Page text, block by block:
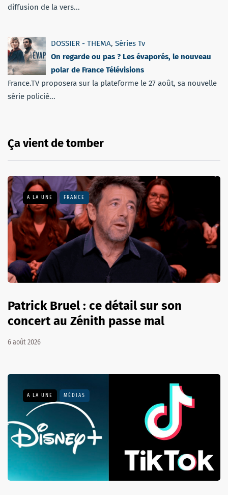
diffusion de la vers...
DOSSIER - THEMA, Séries Tv
On regarde ou pas ? Les évaporés, le nouveau
polar de France Télévisions
France.TV proposera sur la plateforme le 27 août, sa nouvelle
série policiè...
Ça vient de tomber
A LA UNE FRANCE
Patrick Bruel : ce détail sur son
concert au Zénith passe mal
6 août 2026
A LA UNE MÉDIAS